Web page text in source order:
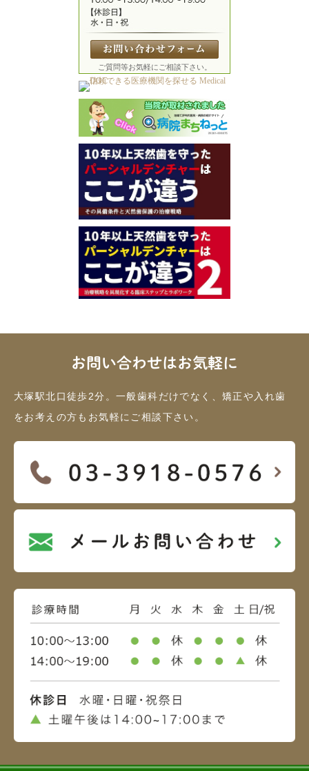
ご質問等お気軽にご相談下さい。
お問い合わせはお気軽に
大塚駅北口徒歩2分。一般歯科だけでなく、矯正や入れ歯
をお考えの方もお気軽にご相談下さい。